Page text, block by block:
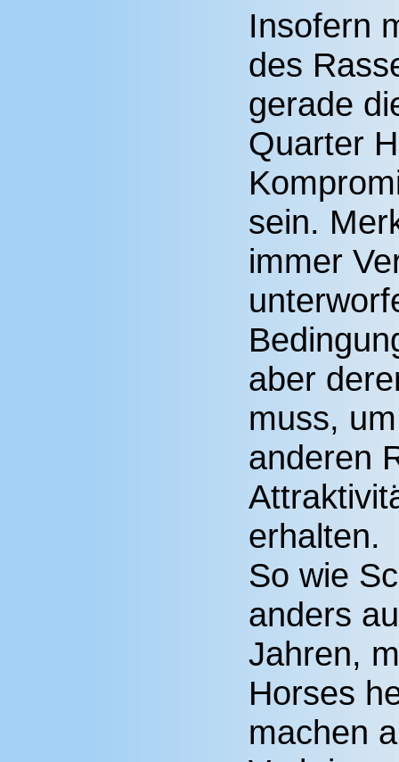
Insofern
des
gerade
Quarter
sein.
immer
aber
muss,
anderen
erhalten.
So wie
anders
Jahren,
Horses
machen